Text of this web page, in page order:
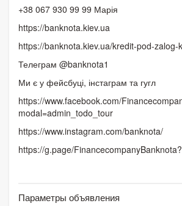
+38 067 930 99 99 Марія
https://banknota.kiev.ua
https://banknota.kiev.ua/kredit-pod-zalog-
Телеграм @banknota1
Ми є у фейсбуці, інстаграм та гугл
https://www.facebook.com/
modal=admin_todo_tour
https://www.instagram.com/banknota/
https://g.page/
Параметры объявления